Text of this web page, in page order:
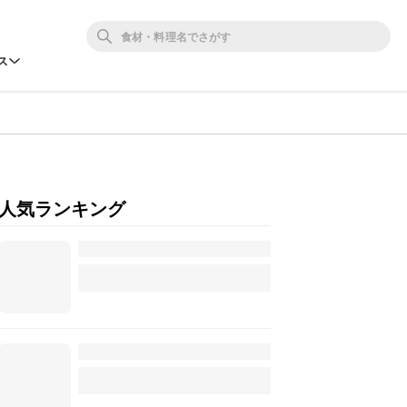
人気ランキング